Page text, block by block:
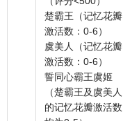
楚霸王（记忆花瓣
激活数：0-6）
虞美人（记忆花瓣
激活数：0-6）
誓同心霸王虞姬
（楚霸王及虞美人
的记忆花瓣激活数